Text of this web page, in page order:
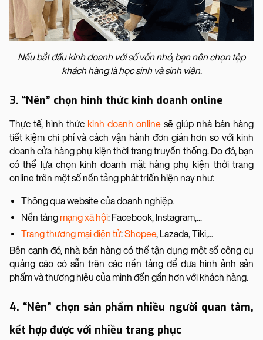
Nếu bắt đầu kinh doanh với số vốn nhỏ, bạn nên chọn tệp
khách hàng là học sinh và sinh viên.
3. “Nên” chọn hình thức kinh doanh online
Thực tế, hình thức kinh doanh online sẽ giúp nhà bán hàng
tiết kiệm chi phí và cách vận hành đơn giản hơn so với kinh
doanh cửa hàng phụ kiện thời trang truyền thống. Do đó, bạn
có thể lựa chọn kinh doanh mặt hàng phụ kiện thời trang
online trên một số nền tảng phát triển hiện nay như:
Thông qua website của doanh nghiệp.
Nền tảng mạng xã hội: Facebook, Instagram,...
Trang thương mại điện tử:Shopee, Lazada, Tiki,...
Bên cạnh đó, nhà bán hàng có thể tận dụng một số công cụ
quảng cáo có sẵn trên các nền tảng để đưa hình ảnh sản
phẩm và thương hiệu của mình đến gần hơn với khách hàng.
4. “Nên” chọn sản phẩm nhiều người quan tâm,
kết hợp được với nhiều trang phục